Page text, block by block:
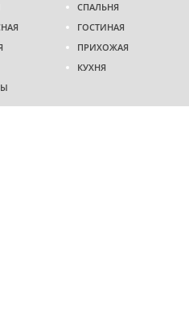
СПАЛЬНЯ
ГОСТИНАЯ
ПРИХОЖАЯ
КУХНЯ